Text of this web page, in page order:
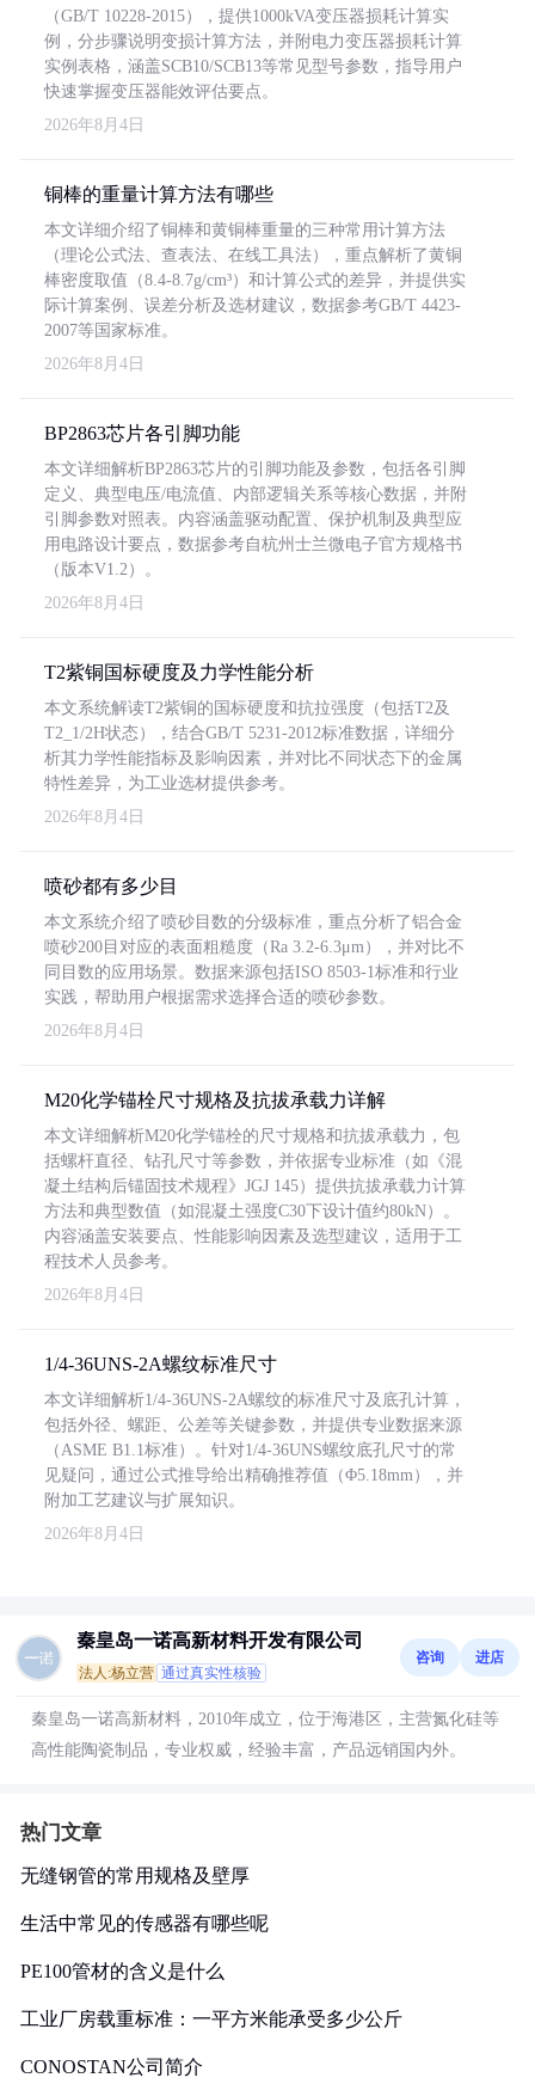
（GB/T 10228-2015），提供1000kVA变压器损耗计算实
例，分步骤说明变损计算方法，并附电力变压器损耗计算
实例表格，涵盖SCB10/SCB13等常见型号参数，指导用户
快速掌握变压器能效评估要点。
2026年8月4日
铜棒的重量计算方法有哪些
本文详细介绍了铜棒和黄铜棒重量的三种常用计算方法
（理论公式法、查表法、在线工具法），重点解析了黄铜
棒密度取值（8.4-8.7g/cm³）和计算公式的差异，并提供实
际计算案例、误差分析及选材建议，数据参考GB/T 4423-
2007等国家标准。
2026年8月4日
BP2863芯片各引脚功能
本文详细解析BP2863芯片的引脚功能及参数，包括各引脚
定义、典型电压/电流值、内部逻辑关系等核心数据，并附
引脚参数对照表。内容涵盖驱动配置、保护机制及典型应
用电路设计要点，数据参考自杭州士兰微电子官方规格书
（版本V1.2）。
2026年8月4日
T2紫铜国标硬度及力学性能分析
本文系统解读T2紫铜的国标硬度和抗拉强度（包括T2及
T2_1/2H状态），结合GB/T 5231-2012标准数据，详细分
析其力学性能指标及影响因素，并对比不同状态下的金属
特性差异，为工业选材提供参考。
2026年8月4日
喷砂都有多少目
本文系统介绍了喷砂目数的分级标准，重点分析了铝合金
喷砂200目对应的表面粗糙度（Ra 3.2-6.3μm），并对比不
同目数的应用场景。数据来源包括ISO 8503-1标准和行业
实践，帮助用户根据需求选择合适的喷砂参数。
2026年8月4日
M20化学锚栓尺寸规格及抗拔承载力详解
本文详细解析M20化学锚栓的尺寸规格和抗拔承载力，包
括螺杆直径、钻孔尺寸等参数，并依据专业标准（如《混
凝土结构后锚固技术规程》JGJ 145）提供抗拔承载力计算
方法和典型数值（如混凝土强度C30下设计值约80kN）。
内容涵盖安装要点、性能影响因素及选型建议，适用于工
程技术人员参考。
2026年8月4日
1/4-36UNS-2A螺纹标准尺寸
本文详细解析1/4-36UNS-2A螺纹的标准尺寸及底孔计算，
包括外径、螺距、公差等关键参数，并提供专业数据来源
（ASME B1.1标准）。针对1/4-36UNS螺纹底孔尺寸的常
见疑问，通过公式推导给出精确推荐值（Φ5.18mm），并
附加工艺建议与扩展知识。
2026年8月4日
秦皇岛一诺高新材料开发有限公司
法人:杨立营 通过真实性核验
咨询 进店
秦皇岛一诺高新材料，2010年成立，位于海港区，主营氮化硅等
高性能陶瓷制品，专业权威，经验丰富，产品远销国内外。
热门文章
无缝钢管的常用规格及壁厚
生活中常见的传感器有哪些呢
PE100管材的含义是什么
工业厂房载重标准：一平方米能承受多少公斤
CONOSTAN公司简介